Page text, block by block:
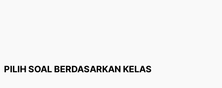
PILIH SOAL BERDASARKAN KELAS